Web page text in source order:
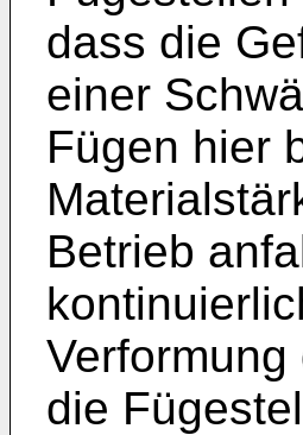
dass die
einer
Fügen hier
Betrieb
die